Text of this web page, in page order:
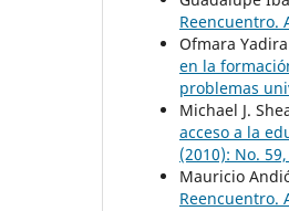
Reencuentro.
Ofmara
en la
problemas
Michael J.
acceso a la
(2010): No.
Mauricio
Reencuentro.